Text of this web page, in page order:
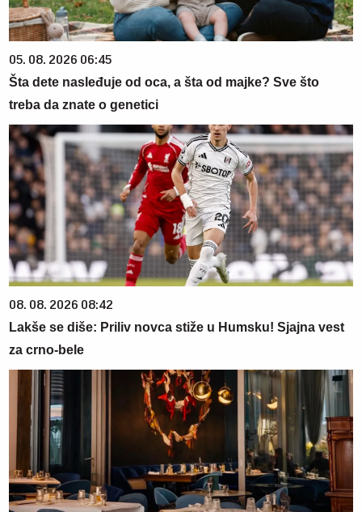
05. 08. 2026 06:45
Šta dete nasleđuje od oca, a šta od majke? Sve što
treba da znate o genetici
08. 08. 2026 08:42
Lakše se diše: Priliv novca stiže u Humsku! Sjajna vest
za crno-bele